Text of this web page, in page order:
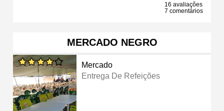
16 avaliações
7 comentários
MERCADO NEGRO
Mercado
Entrega De Refeições